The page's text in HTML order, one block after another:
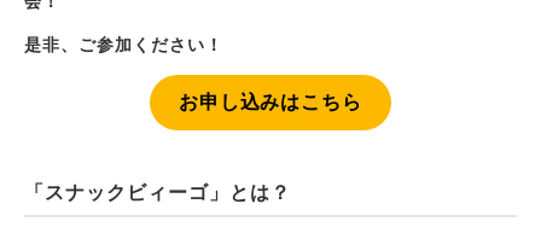
是非、ご参加ください！
お申し込みはこちら
「スナックビィーゴ」とは？